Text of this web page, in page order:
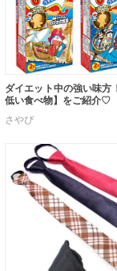
ダイエット中の強い味方
低い食べ物】をご紹介♡
さやぴ